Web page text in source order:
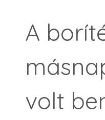
A
volt